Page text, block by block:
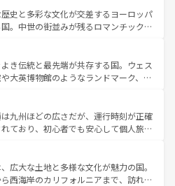
性で訪れる人を魅了する。 なお、新着のスペイン情報は コ
してほしい。
、そして豊かな自然が、訪れる者を心
、フランスは美食の国としても知ら
発祥地であるランス、プロヴァンスの
畑など、多彩な楽しみ方が可能だ。さ
域にも魅力が溢れており、どの街角に
とそれぞれで全く異なる文化を体験で
ろう。 なお、新着のフランス情報はコンテンツ一覧
史と多彩な文化が交差するヨーロッパ
。中世の街並みが残るロマンチック街
どこを歩いても飽きることがない。ベ
、バイエルン州のアルプスの絶景、そ
ワイン畑といった風景は必見。ビール
ひ体験してほしい。 なお、新着の
ンツ一覧を参照してほしい。
き伝統と最先端が共存する国。ウェス
大英博物館のようなランドマーク、歴
力がある。また、優雅なアフタヌーン
にはたまらない英国パブ、サッカー観
こそできる体験も豊富。イギリスを旅
ほしい。
九州ほどの広さだが、運行時刻が正確
ており、初心者でも安心して個人旅行
る町や、スイスならではのユニークな
プス観光だけでなく町歩きも満喫する
の所得が高いため物価も高いが、旅行
広大な土地と多様な文化が魅力の国。
西海岸のカリフォルニアまで、訪れる